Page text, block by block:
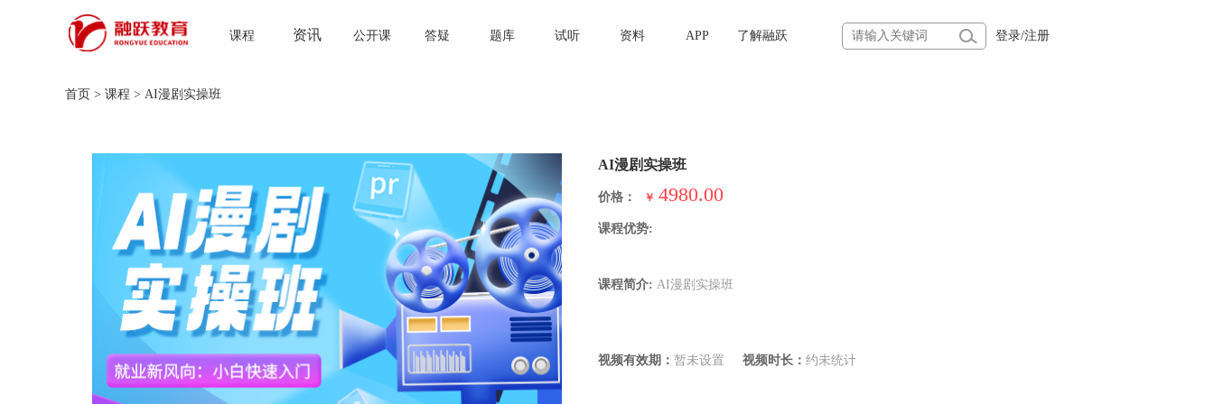
课程 资讯 公开课 答疑 题库 试听 资料 APP 了解融跃 登录/注册
首页 > 课程 > AI漫剧实操班
AI漫剧实操班
价格： ￥ 4980.00
课程优势:
课程简介: AI漫剧实操班
视频有效期： 暂未设置 视频时长： 约未统计